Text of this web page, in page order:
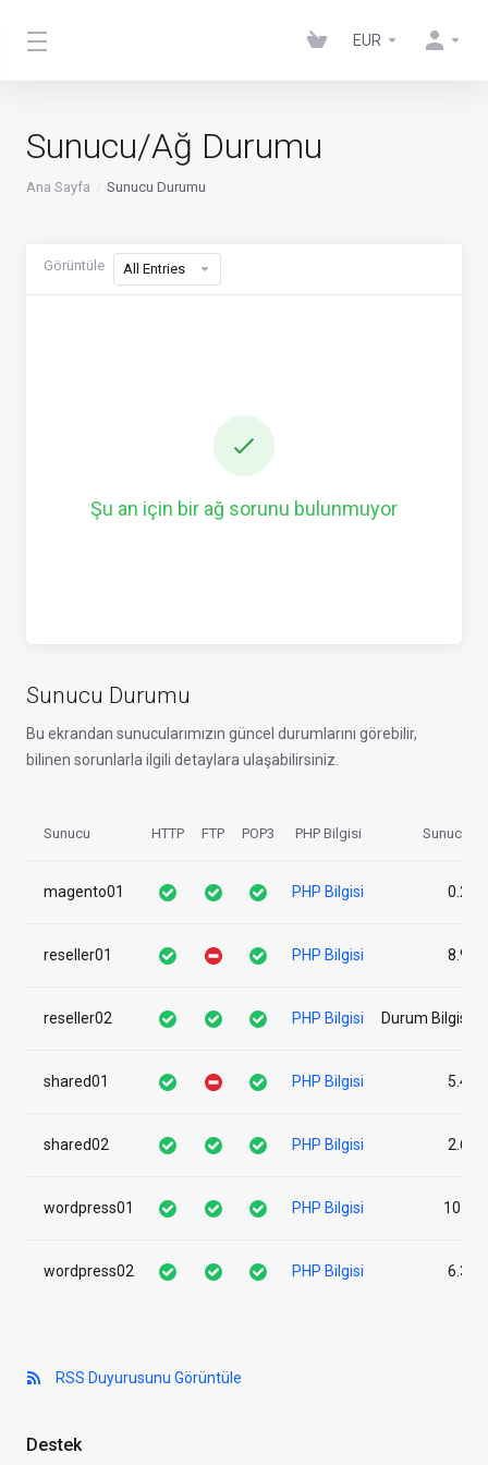
EUR
Sunucu/Ağ Durumu
Ana Sayfa Sunucu Durumu
RSS Duyurusunu Görüntüle
Destek
Görüntüle All Entries
Şu an için bir ağ sorunu bulunmuyor
Sunucu Durumu
Bu ekrandan sunucularımızın güncel durumlarını görebilir,
bilinen sorunlarla ilgili detaylara ulaşabilirsiniz.
Sunucu HTTP FTP POP3 PHP Bilgisi Sunucu
magento01 PHP Bilgisi 0.25
reseller01 PHP Bilgisi 8.94
reseller02 PHP Bilgisi Durum Bilgisi
shared01 PHP Bilgisi 5.46
shared02 PHP Bilgisi 2.63
wordpress01 PHP Bilgisi 10.09
wordpress02 PHP Bilgisi 6.39